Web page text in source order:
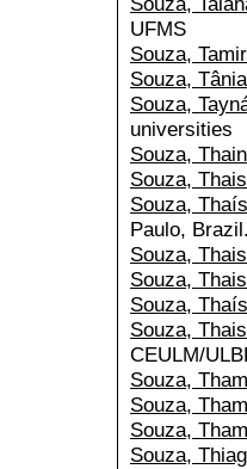
UFMS
Souza,
Souza,
Souza,
universities
Souza,
Souza,
Souza,
Paulo,
Souza,
Souza,
Souza,
Souza,
CEULM/
Souza,
Souza,
Souza,
Souza,